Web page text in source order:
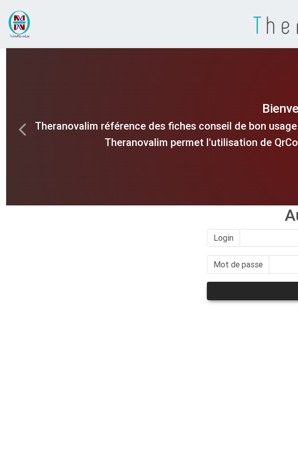
T
Theranovalim référence des fiches conseil de bon
Theranovalim permet l'utilisation de
Previous
Login
Mot de passe